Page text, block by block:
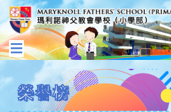
榮譽榜